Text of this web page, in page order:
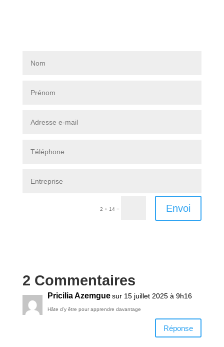
2 + 14 = Envoi
2 Commentaires
Pricilia Azemgue sur 15 juillet 2025 à 9h16
Hâte d’y être pour apprendre davantage
Réponse